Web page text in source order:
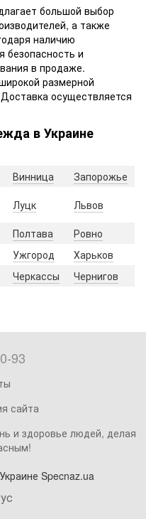
большой выбор
а также
наличию
безопасность и
в продаже.
размерной
осуществляется
в Украине
Винница
Запорожье
Луцк
Львов
Полтава
Ровно
Ужгород
Харьков
Черкассы Чернигов
93
сайта
и здоровье людей, делая
Specnaz.ua